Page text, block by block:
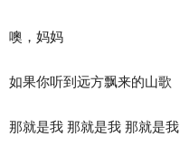
噢，妈妈
如果你听到远方飘来的山歌
那就是我 那就是我 那就是我